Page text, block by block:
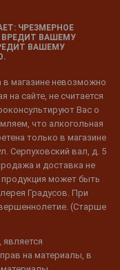
ЧРЕЗМЕРНОЕ
ВРЕДИТ ВАШЕМУ
ВАШЕМУ
в магазине невозможно
на сайте, не считается
Вас о
что алкогольная
только в магазине
Серпуховский вал, д. 5
и доставка не
продукция может быть
Градусов. При
(Старше
на материалы, в